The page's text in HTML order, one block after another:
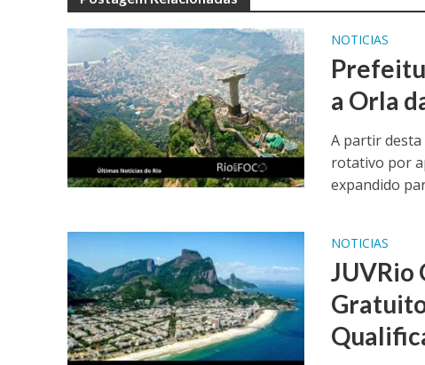
NOTICIAS
a Orla
A partir
rotativo por
expandido
NOTICIAS
JUVRio